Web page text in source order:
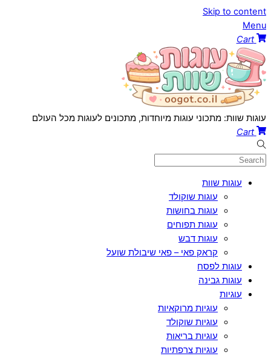
Skip to content
Menu
Cart
עוגות שוות: מתכוני עוגות מיוחדות, מתכונים לעוגות מכל העולם
Cart
עוגות שוות
עוגות שוקולד
עוגות בחושות
עוגות תפוחים
עוגות דבש
קראק פאי – פאי שיבולת שועל
עוגות לפסח
עוגות גבינה
עוגיות
עוגיות מרוקאיות
עוגיות שוקולד
עוגיות בריאות
עוגיות צרפתיות